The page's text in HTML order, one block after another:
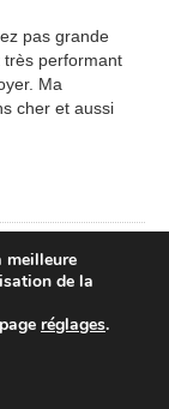
pas grande
très performant
Ma
cher et aussi
meilleure
de la
réglages.